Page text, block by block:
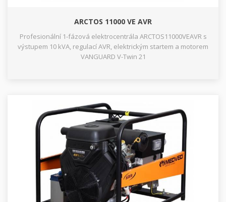
ARCTOS 11000 VE AVR
Profesionální 1-fázová elektrocentrála ARCTOS11000VEAVR s
výstupem 10 kVA, regulací AVR, elektrickým startem a motorem
VANGUARD V-Twin 21